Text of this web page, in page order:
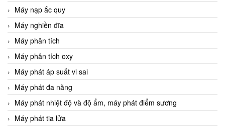
Máy nạp ắc quy
Máy nghiền đĩa
Máy phân tích
Máy phân tích oxy
Máy phát áp suất vi sai
Máy phát đa năng
Máy phát nhiệt độ và độ ẩm, máy phát điểm sương
Máy phát tia lửa